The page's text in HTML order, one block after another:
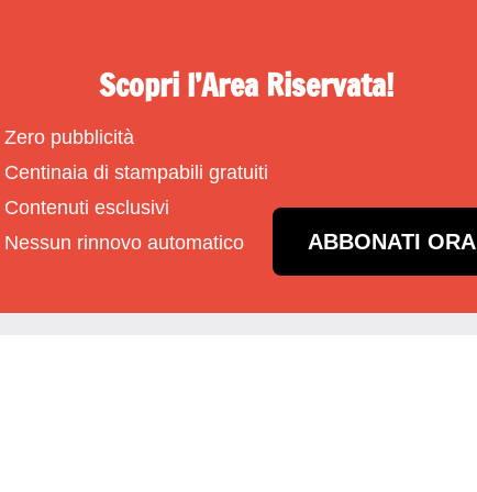
Scopri l’Area Riservata!
Zero pubblicità
Centinaia di stampabili gratuiti
Contenuti esclusivi
Nessun rinnovo automatico
ABBONATI ORA